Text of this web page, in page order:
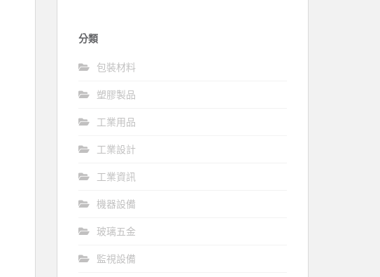
分類
包裝材料
塑膠製品
工業用品
工業設計
工業資訊
機器設備
玻璃五金
監視設備